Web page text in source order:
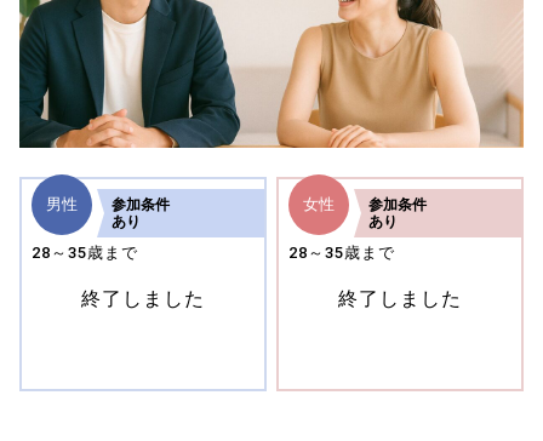
男性
28～35歳まで
参加条件
あり
終了しました
女性
28～35歳まで
参加条件
あり
終了しました